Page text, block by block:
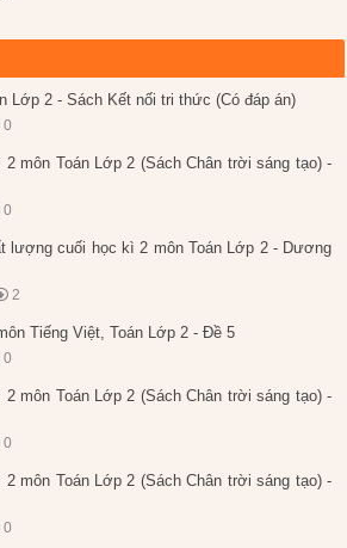
Lớp 2 - Sách Kết nối tri thức (Có đáp án)
0
môn Toán Lớp 2 (Sách Chân trời sáng tạo) -
0
lượng cuối học kì 2 môn Toán Lớp 2 - Dương
2
Tiếng Việt, Toán Lớp 2 - Đề 5
0
môn Toán Lớp 2 (Sách Chân trời sáng tạo) -
0
môn Toán Lớp 2 (Sách Chân trời sáng tạo) -
0